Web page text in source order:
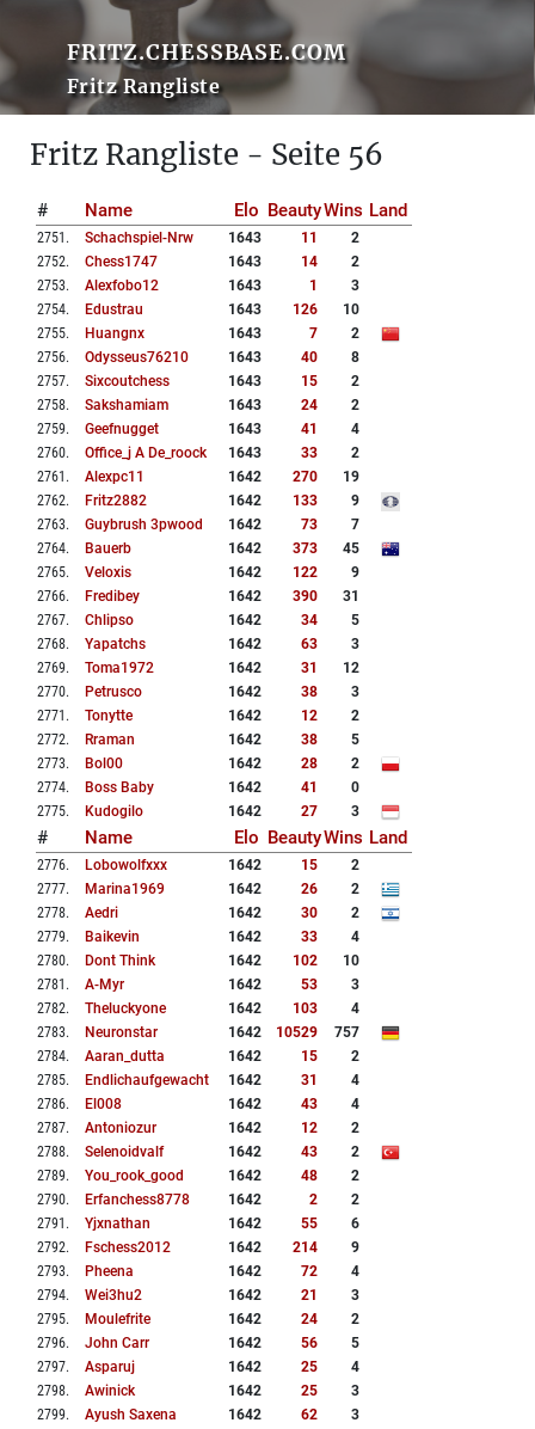
FRITZ.CHESSBASE.COM
Fritz Rangliste
Fritz Rangliste - Seite 56
# Name Elo BeautyWins Land
2751 . Schachspiel-Nrw 1643 11
2
2752. Chess1747 1643 14
2
2753. Alexfobo12 1643 1
3
2754. Edustrau 1643 126
10
2755. Huangnx 1643 7
2
2756. Odysseus76210 1643 40
8
2757. Sixcoutchess 1643 15
2
2758. Sakshamiam 1643 24
2
2759. Geefnugget 1643 41
4
2760. Office_j A De_roock 1643 33
2
2761 . Alexpc11 1642 270
19
2762. Fritz2882 1642 133
9
2763. Guybrush 3pwood 1642 73
7
2764. Bauerb 1642 373
45
2765. Veloxis 1642 122
9
2766. Fredibey 1642 390
31
2767. Chlipso 1642 34
5
2768. Yapatchs 1642 63
3
2769. Toma1972 1642 31
12
2770. Petrusco 1642 38
3
2771 . Tonytte 1642 12
2
2772. Rraman 1642 38
5
2773. Bol00 1642 28
2
2774. Boss Baby 1642 41
0
2775. Kudogilo 1642 27 3
# Name Elo BeautyWins Land
2776. Lobowolfxxx 1642 15
2
2777. Marina1969 1642 26
2
2778. Aedri 1642 30
2
2779. Baikevin 1642 33
4
2780. Dont Think 1642 102
10
2781 . A-Myr 1642 53
3
2782. Theluckyone 1642 103
4
2783. Neuronstar 1642 10529
757
2784. Aaran_dutta 1642 15
2
2785. Endlichaufgewacht 1642 31
4
2786. El008 1642 43
4
2787. Antoniozur 1642 12
2
2788. Selenoidvalf 1642 43
2
2789. You_rook_good 1642 48
2
2790. Erfanchess8778 1642 2
2
2791 . Yjxnathan 1642 55
6
2792. Fschess2012 1642 214
9
2793. Pheena 1642 72
4
2794. Wei3hu2 1642 21
3
2795. Moulefrite 1642 24
2
2796. John Carr 1642 56
5
2797. Asparuj 1642 25
4
2798. Awinick 1642 25
3
2799. Ayush Saxena 1642 62
3